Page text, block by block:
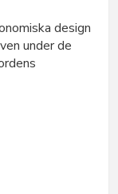
design
under de